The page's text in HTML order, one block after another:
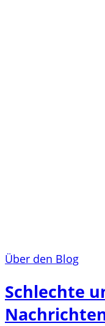
Über den Blog
Schlechte